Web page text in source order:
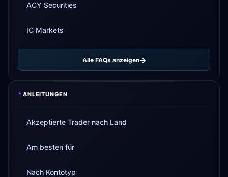
ACY Securities
IC Markets
Alle FAQs anzeigen
*ANLEITUNGEN
Akzeptierte Trader nach Land
Am besten für
Nach Kontotyp